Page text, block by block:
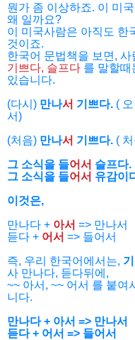
뭔가 좀 이상하죠. 이 미
왜 일까요?
이 미국사람은 아직도 한
것이죠.
한국어 문법책을 보면,
기쁘다, 슬프다 를 말할때
있습니다.
(다시) 만나서 기쁘다. (
서)
(처음) 만나서 기쁘다. (
그 소식을 들어서 슬프다.
그 소식을 들어서 유감이
이것은,
만나다 + 아서 => 만나서
듣다 + 어서 => 들어서
즉, 우리 한국어에서는,
사 만나다, 듣다뒤에,
~~ 아서, ~~ 어서 를 붙여
니다.
만나다 + 아서 => 만나서
듣다 + 어서 => 들어서